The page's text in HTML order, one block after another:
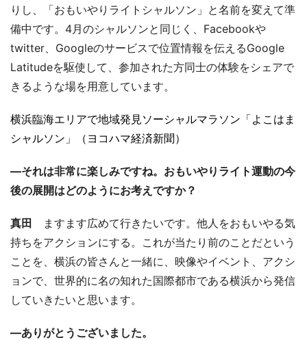
りし、「おもいやりライトシャルソン」と名前を変えて準
備中です。4月のシャルソンと同じく、Facebookや
twitter、Googleのサービスで位置情報を伝えるGoogle
Latitudeを駆使して、参加された方同士の体験をシェアで
きるような場を用意しています。
横浜臨海エリアで地域発見ソーシャルマラソン「よこはま
シャルソン」（ヨコハマ経済新聞）
―それは非常に楽しみですね。おもいやりライト運動の今
後の展開はどのようにお考えですか？
真田 ますます広めて行きたいです。他人をおもいやる気
持ちをアクションにする。これが当たり前のことだという
ことを、横浜の皆さんと一緒に、映像やイベント、アクシ
ョンで、世界的に名の知れた国際都市である横浜から発信
していきたいと思います。
―ありがとうございました。